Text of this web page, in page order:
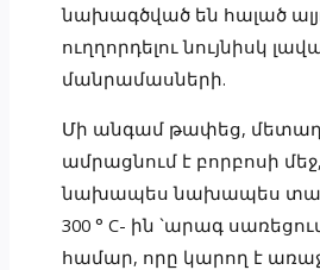
նախագծված են հալած
ուղղորդելու նույնիսկ
մանրամասների.
Մի անգամ թափեց,
ամրացնում է բորբոսի
նախապես նախապես
300 ° C- ին `արագ
համար, որը կարող է